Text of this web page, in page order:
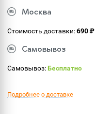
Москва
Стоимость доставки:690 ₽
Самовывоз
Самовывоз:Бесплатно
Подробнее о доставке